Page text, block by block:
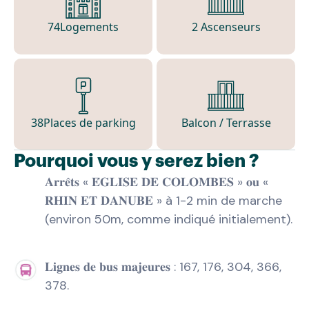
74Logements 2 Ascenseurs
38Places de parking Balcon / Terrasse
Pourquoi vous y serez bien ?
𝐀𝐫𝐫𝐞̂𝐭𝐬 « 𝐄́𝐆𝐋𝐈𝐒𝐄 𝐃𝐄 𝐂𝐎𝐋𝐎𝐌𝐁𝐄𝐒 » 𝐨𝐮 «
𝐑𝐇𝐈𝐍 𝐄𝐓 𝐃𝐀𝐍𝐔𝐁𝐄 » à 1-2 min de marche
(environ 50m, comme indiqué initialement).
𝐋𝐢𝐠𝐧𝐞𝐬 𝐝𝐞 𝐛𝐮𝐬 𝐦𝐚𝐣𝐞𝐮𝐫𝐞𝐬 : 167, 176, 304, 366,
378.